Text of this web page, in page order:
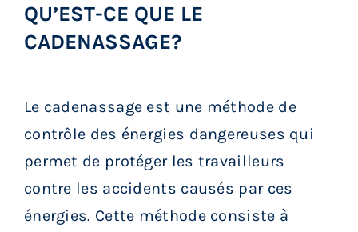
Réunions
Informations
Actualités
QU’EST-CE QUE LE
CADENASSAGE?
Le cadenassage est une méthode de
contrôle des énergies dangereuses qui
permet de protéger les travailleurs
contre les accidents causés par ces
énergies. Cette méthode consiste à